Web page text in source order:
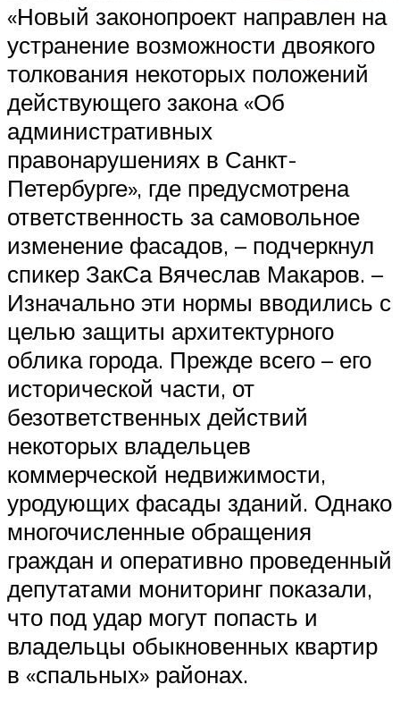
«Новый законопроект направлен на
устранение возможности двоякого
толкования некоторых положений
действующего закона «Об
административных
правонарушениях в Санкт-
Петербурге», где предусмотрена
ответственность за самовольное
изменение фасадов, – подчеркнул
спикер ЗакСа Вячеслав Макаров. –
Изначально эти нормы вводились с
целью защиты архитектурного
облика города. Прежде всего – его
исторической части, от
безответственных действий
некоторых владельцев
коммерческой недвижимости,
уродующих фасады зданий. Однако
многочисленные обращения
граждан и оперативно проведенный
депутатами мониторинг показали,
что под удар могут попасть и
владельцы обыкновенных квартир
в «спальных» районах.